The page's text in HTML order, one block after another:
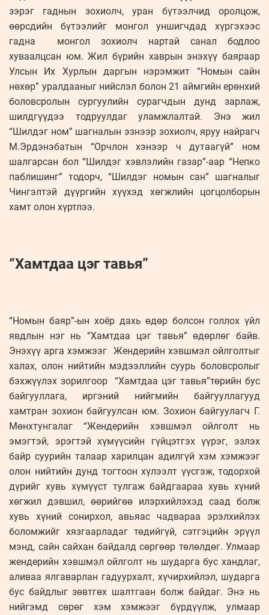
зэрэг гаднын зохиолч, уран бүтээлчид оролцож,
өөрсдийн бүтээлийг монгол уншигчдад хүргэхээс
гадна монгол зохиолч нартай санал бодлоо
хуваалцсан юм. Жил бүрийн хаврын энэхүү баяраар
Улсын Их Хурлын даргын нэрэмжит “Номын сайн
нөхөр” уралдааныг нийслэл болон 21 аймгийн ерөнхий
боловсролын сургуулийн сурагчдын дунд зарлаж,
шилдгүүдээ тодруулдаг уламжлалтай. Энэ жил
“Шилдэг ном” шагналын эзнээр зохиолч, яруу найрагч
М.Эрдэнэбатын “Орчлон хэнээр ч дутаагүй” ном
шалгарсан бол “Шилдэг хэвлэлийн газар”-аар “Непко
паблишинг” тодорч, “Шилдэг номын сан” шагналыг
Чингэлтэй дүүргийн хүүхэд хөгжлийн цогцолборын
хамт олон хүртлээ.
“Хамтдаа цэг тавья”
“Номын баяр”-ын хоёр дахь өдөр болсон голлох үйл
явдлын нэг нь “Хамтдаа цэг тавья” өдөрлөг байв.
Энэхүү арга хэмжээг Жендерийн хэвшмэл ойлголтыг
халах, олон нийтийн мэдээллийн суурь боловсролыг
бэхжүүлэх зорилгоор “Хамтдаа цэг тавья”төрийн бус
байгууллага, иргэний нийгмийн байгууллагууд
хамтран зохион байгуулсан юм. Зохион байгуулагч Г.
Мөнхтунгалаг “Жендерийн хэвшмэл ойлголт нь
эмэгтэй, эрэгтэй хүмүүсийн гүйцэтгэх үүрэг, эзлэх
байр суурийн талаар харилцан адилгүй хэм хэмжээг
олон нийтийн дунд тогтоон хүлээлт үүсгэж, тодорхой
дүрийг хувь хүмүүст тулгаж байдгаараа хувь хүний
хөгжил дэвшил, өөрийгөө илэрхийлэхэд саад болж
хувь хүний сонирхол, авьяас чадвараа эрэлхийлэх
боломжийг хязгаарладаг төдийгүй, сэтгэцийн эрүүл
мэнд, сайн сайхан байдалд сөргөөр төлөлдөг. Улмаар
жендерийн хэвшмэл ойлголт нь шударга бус хандлаг,
аливаа ялгаварлан гадуурхалт, хүчирхийлэл, шударга
бус байдлыг зөвтгөх шалтгаан болж байдаг. Энэ нь
нийгэмд сөрөг хэм хэмжээг бүрдүүлж, улмаар